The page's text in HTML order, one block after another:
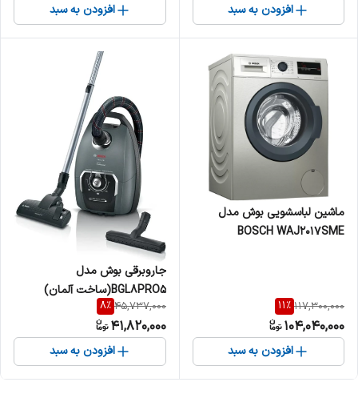
افزودن به سبد افزودن به سبد
ماشین لباسشویی بوش مدل
BOSCH WAJ2017SME
117,300,000
11%
104,040,000
افزودن به سبد
جاروبرقی بوش مدل
BGL8PRO5(ساخت آلمان)
45,737,000
8%
41,820,000
افزودن به سبد